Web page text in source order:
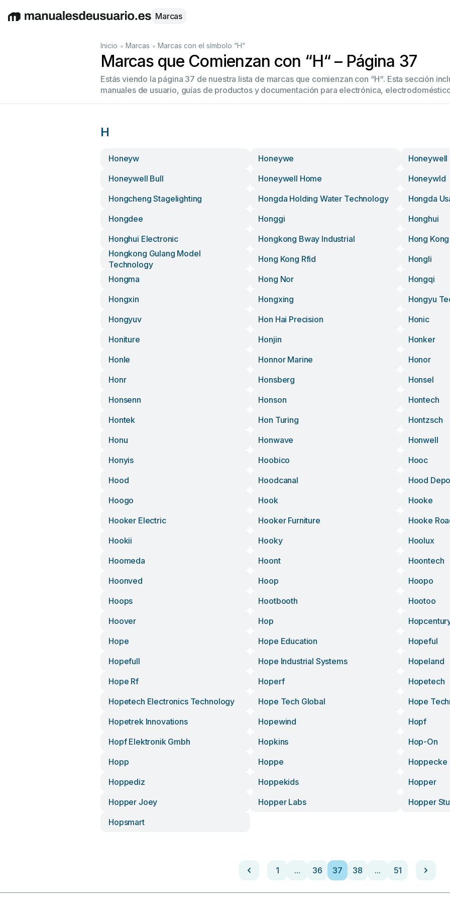
EnglishDeutschEspañolItaliano Français
Marcas
Inicio • Marcas • Marcas con el símbolo “H“
Marcas que Comienzan con “H“ – Página 37
Estás viendo la página 37 de nuestra lista de marcas que comienzan con “H“. Esta sección
manuales de usuario, guías de productos y documentación para electrónica,
H
Honeyw Honeywe
Honeywell
Honeywell Bull
Honeywell Home
Honeywld
Hongcheng Stagelighting
Hongda Holding Water Technology
Hongda
Hongdee
Honggi
Honghui
Honghui Electronic
Hongkong Bway Industrial
Hong
Hongkong Gulang Model
Technology
Hong Kong Rfid
Hongli
Hongma
Hong Nor
Hongqi
Hongxin
Hongxing
Hongyu
Hongyuv
Hon Hai Precision
Honic
Honiture
Honjin
Honker
Honle
Honnor Marine
Honor
Honr
Honsberg
Honsel
Honsenn
Honson
Hontech
Hontek
Hon Turing
Hontzsch
Honu
Honwave
Honwell
Honyis
Hoobico
Hooc
Hood
Hoodcanal
Hood
Hoogo
Hook
Hooke
Hooker Electric
Hooker Furniture
Hooke
Hookii
Hooky
Hoolux
Hoomeda
Hoont
Hoontech
Hoonved
Hoop
Hoopo
Hoops
Hootbooth
Hootoo
Hoover
Hop
Hope
Hope Education
Hopeful
Hopefull
Hope Industrial Systems
Hopeland
Hope Rf
Hoperf
Hopetech
Hopetech Electronics Technology
Hope Tech Global
Hope
Hopetrek Innovations
Hopewind
Hopf
Hopf Elektronik Gmbh
Hopkins
Hop-On
Hopp
Hoppe
Hoppecke
Hoppediz
Hoppekids
Hopper
Hopper Joey
Hopper Labs
Hopper
Hopsmart
1 ... 36 37 38 ... 51